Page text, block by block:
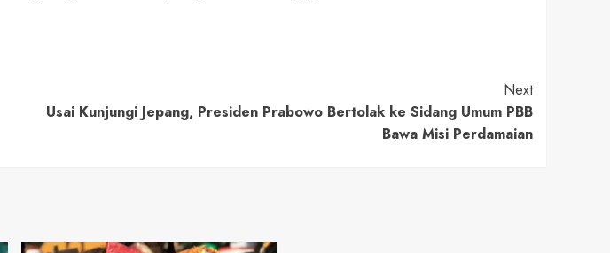
Next
Usai Kunjungi Jepang, Presiden Prabowo Bertolak ke Sidang Umum PBB
Bawa Misi Perdamaian